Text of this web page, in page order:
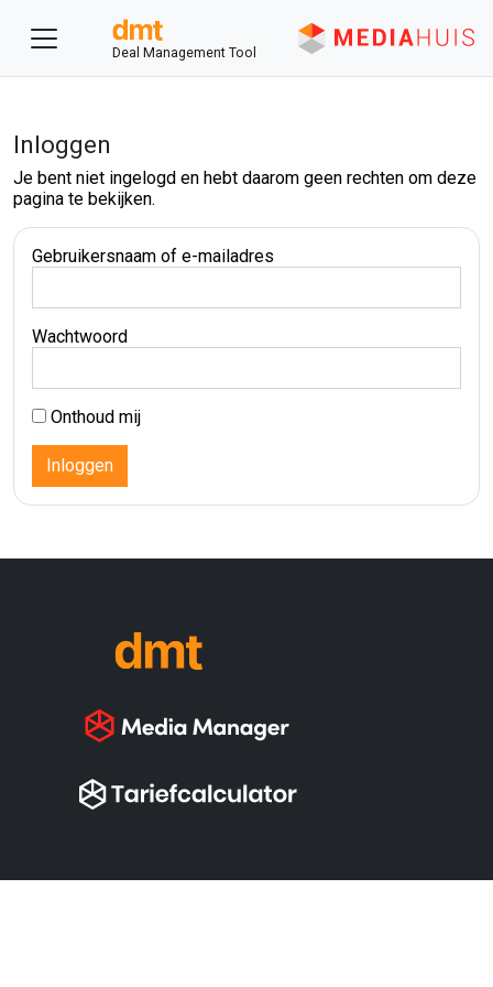
Deal Management Tool
Inloggen
Je bent niet ingelogd en hebt daarom geen rechten om deze
pagina te bekijken.
Gebruikersnaam of e-mailadres
Wachtwoord
Onthoud mij